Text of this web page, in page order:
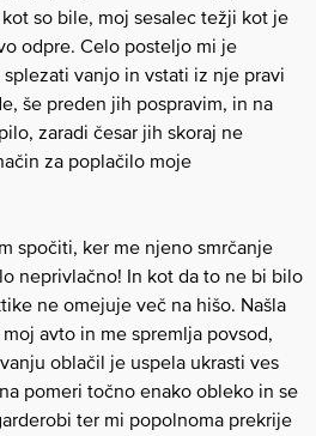
so bile, moj sesalec težji kot je
odpre. Celo posteljo mi je
vanjo in vstati iz nje pravi
še preden jih pospravim, in na
zaradi česar jih skoraj ne
za poplačilo moje
spočiti, ker me njeno smrčanje
neprivlačno! In kot da to ne bi bilo
ne omejuje več na hišo. Našla
avto in me spremlja povsod,
oblačil je uspela ukrasti ves
pomeri točno enako obleko in se
ter mi popolnoma prekrije